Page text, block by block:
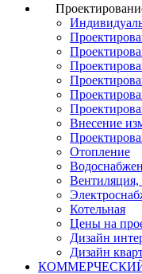
Внесение
Отопление
Котельная
Цены на
Дизайн
Дизайн